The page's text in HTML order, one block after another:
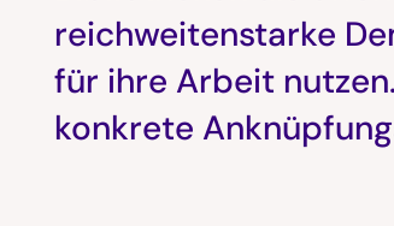
reichweitenstarke
für ihre Arbeit
konkrete